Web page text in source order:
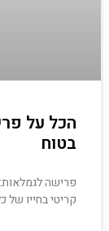
הכל על
בטוח
פרישה
קריטי בחייו